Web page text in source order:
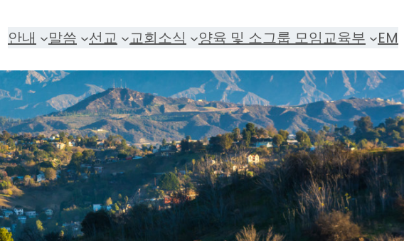
안내 말씀 선교 교회소식 양육 및 소그룹 모임교육부 EM